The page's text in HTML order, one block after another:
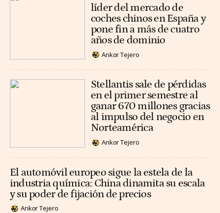
líder del mercado de
coches chinos en España y
pone fin a más de cuatro
años de dominio
Ankor Tejero
Stellantis sale de pérdidas
en el primer semestre al
ganar 670 millones gracias
al impulso del negocio en
Norteamérica
Ankor Tejero
El automóvil europeo sigue la estela de la
industria química: China dinamita su escala
y su poder de fijación de precios
Ankor Tejero